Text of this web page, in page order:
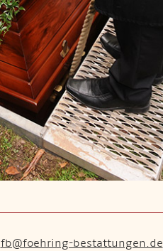
fb@foehring-bestattungen.de